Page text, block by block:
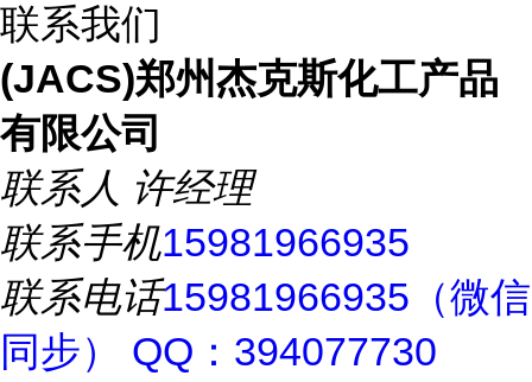
联系我们
(JACS)郑州杰克斯化工产品
有限公司
联系人 许经理
联系手机15981966935
联系电话15981966935（微信
同步） QQ：394077730